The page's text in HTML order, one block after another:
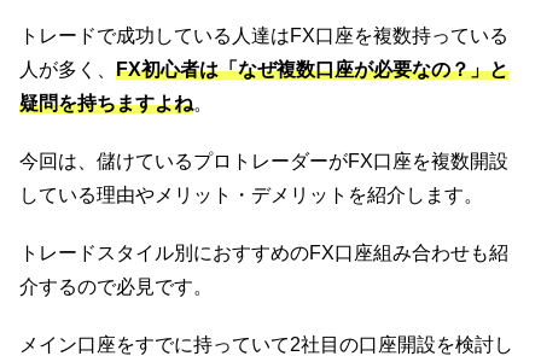
トレードで成功している人達はFX口座を複数持っている
人が多く、 FX初心者は「なぜ複数口座が必要なの？」と
疑問を持ちますよね。
今回は、儲けているプロトレーダーがFX口座を複数開設
している理由やメリット・デメリットを紹介します。
トレードスタイル別におすすめのFX口座組み合わせも紹
介するので必見です。
メイン口座をすでに持っていて2社目の口座開設を検討し